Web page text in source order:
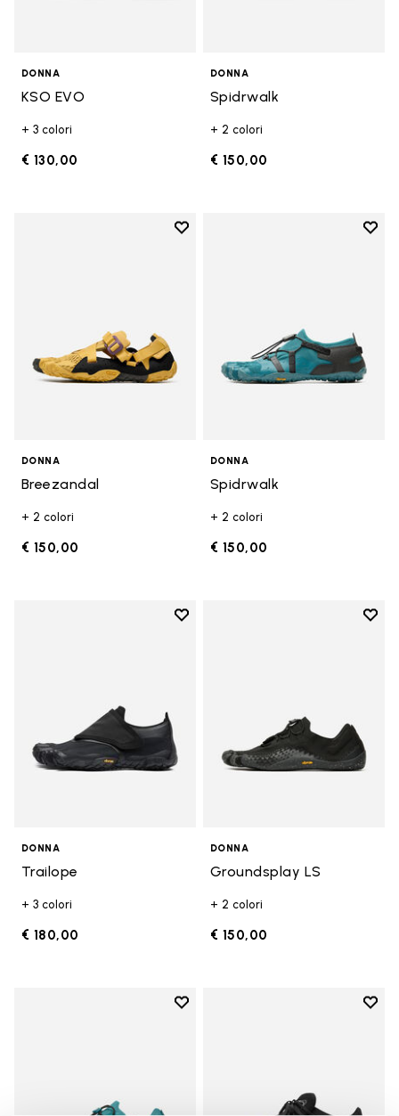
DONNA
KSO EVO
+ 3 colori
€ 130,00
DONNA
Spidrwalk
+ 2 colori
€ 150,00
Add to wishlist
DONNA
Breezandal
+ 2 colori
€ 150,00
Add
DONNA
Spidrwalk
+ 2 colori
€ 150,00
Add to wishlist
DONNA
Trailope
+ 3 colori
€ 180,00
Add
DONNA
Groundsplay LS
+ 2 colori
€ 150,00
Add to wishlist
Add